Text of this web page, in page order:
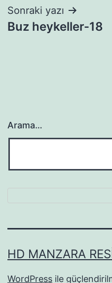
Sonraki yazı
Buz heykeller-18
Arama…
HD MANZARA
WordPress ile